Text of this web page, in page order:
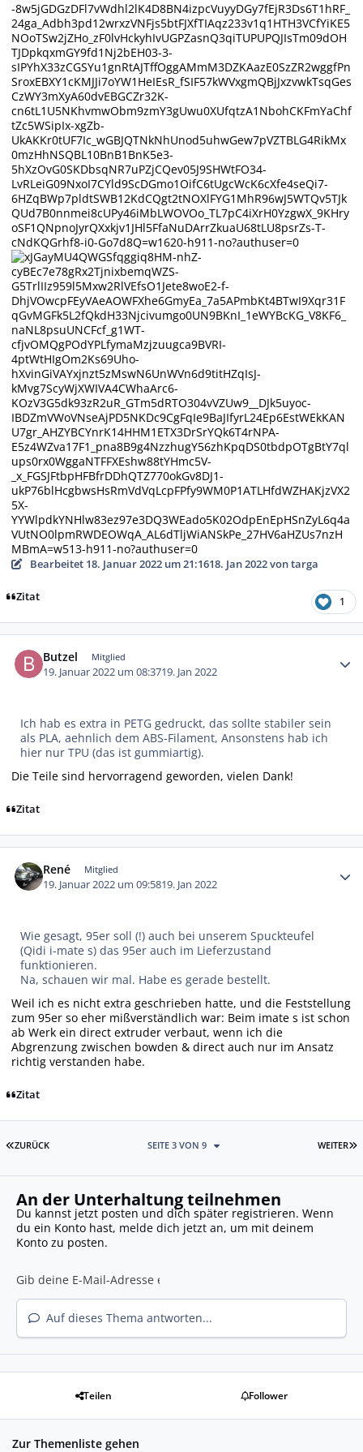
Bearbeitet 18. Januar 2022 um 21:1618. Jan 2022von targa
Zitat 1
Butzel Mitglied
19. Januar 2022 um 08:3719. Jan 2022
Ich hab es extra in PETG gedruckt, das sollte stabiler sein
als PLA, aehnlich dem ABS-Filament, Ansonstens hab ich
hier nur TPU (das ist gummiartig).
Die Teile sind hervorragend geworden, vielen Dank!
Zitat
René Mitglied
19. Januar 2022 um 09:5819. Jan 2022
Wie gesagt, 95er soll (!) auch bei unserem Spuckteufel
(Qidi i-mate s) das 95er auch im Lieferzustand
funktionieren.
Na, schauen wir mal. Habe es gerade bestellt.
Weil ich es nicht extra geschrieben hatte, und die Feststellung
zum 95er so eher mißverständlich war: Beim imate s ist schon
ab Werk ein direct extruder verbaut, wenn ich die
Abgrenzung zwischen bowden & direct auch nur im Ansatz
richtig verstanden habe.
Zitat
ERSTE SEITE
ZURÜCK WEITER
SEITE 3 VON 9
An der Unterhaltung teilnehmen
Du kannst jetzt posten und dich später registrieren. Wenn
du ein Konto hast, melde dich jetzt an, um mit deinem
Konto zu posten.
Auf dieses Thema antworten...
Teilen Follower
Zur Themenliste gehen